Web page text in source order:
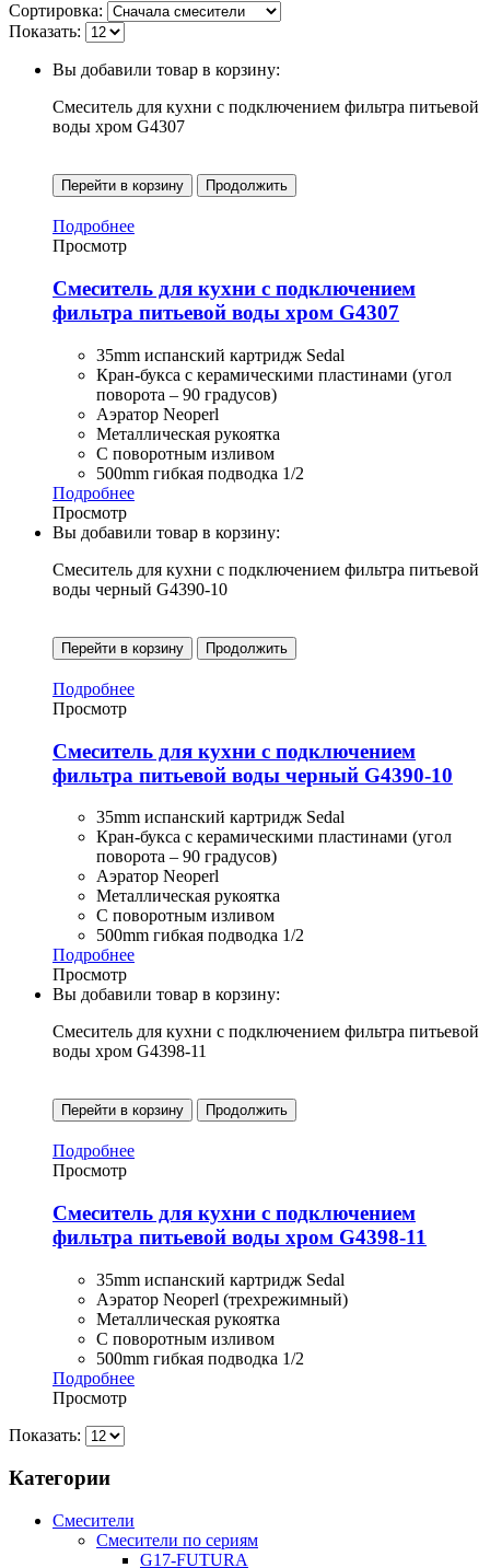
Cортировка:
Показать:
Вы добавили товар в корзину:
Смеситель для кухни с подключением фильтра питьевой
воды хром G4307
Перейти в корзину Продолжить
Подробнее
Просмотр
Смеситель для кухни с подключением
фильтра питьевой воды хром G4307
35mm испанский картридж Sedal
Кран-букса с керамическими пластинами (угол
поворота – 90 градусов)
Аэратор Neoperl
Металлическая рукоятка
С поворотным изливом
500mm гибкая подводка 1/2
Подробнее
Просмотр
Вы добавили товар в корзину:
Смеситель для кухни с подключением фильтра питьевой
воды черный G4390-10
Перейти в корзину Продолжить
Подробнее
Просмотр
Смеситель для кухни с подключением
фильтра питьевой воды черный G4390-10
35mm испанский картридж Sedal
Кран-букса с керамическими пластинами (угол
поворота – 90 градусов)
Аэратор Neoperl
Металлическая рукоятка
С поворотным изливом
500mm гибкая подводка 1/2
Подробнее
Просмотр
Вы добавили товар в корзину:
Смеситель для кухни с подключением фильтра питьевой
воды хром G4398-11
Перейти в корзину Продолжить
Подробнее
Просмотр
Смеситель для кухни с подключением
фильтра питьевой воды хром G4398-11
35mm испанский картридж Sedal
Аэратор Neoperl (трехрежимный)
Металлическая рукоятка
С поворотным изливом
500mm гибкая подводка 1/2
Подробнее
Просмотр
Показать:
Категории
Смесители
Смесители по сериям
G17-FUTURA